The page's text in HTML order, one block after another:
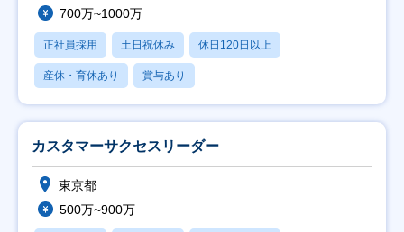
700万~1000万
正社員採用 土日祝休み 休日120日以上
産休・育休あり 賞与あり
カスタマーサクセスリーダー
東京都
500万~900万